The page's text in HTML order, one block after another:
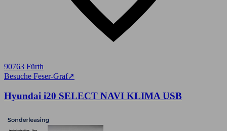
90763 Fürth
Besuche Feser-Graf➚
Hyundai i20 SELECT NAVI KLIMA USB